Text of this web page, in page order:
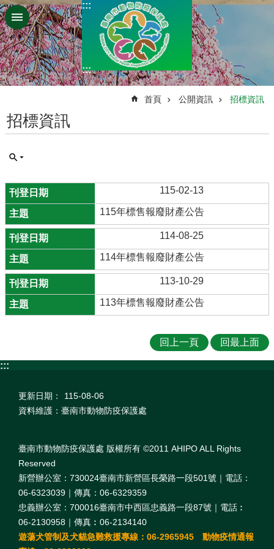
跳到主要內容區塊
:::
:::
首頁 公開資訊 招標資訊
招標資訊
115-02-13
115年標售報廢財產公告
114-08-25
114年標售報廢財產公告
113-10-29
113年標售報廢財產公告
回上一頁 回最上面
:::
更新日期：
115-08-06
資料維護：臺南市動物防疫保護處
臺南市動物防疫保護處 版權所有 ©2011 AHIPO ALL Rights
Reserved
新營辦公室：730024臺南市新營區長榮路一段501號｜電話：
06-6323039｜傳真：06-6329359
忠義辦公室：700016臺南市中西區忠義路一段87號｜電話︰
06-2130958｜傳真︰06-2134140
遊蕩犬管制及犬貓急難救援專線：06-2965945 動物疫情通報